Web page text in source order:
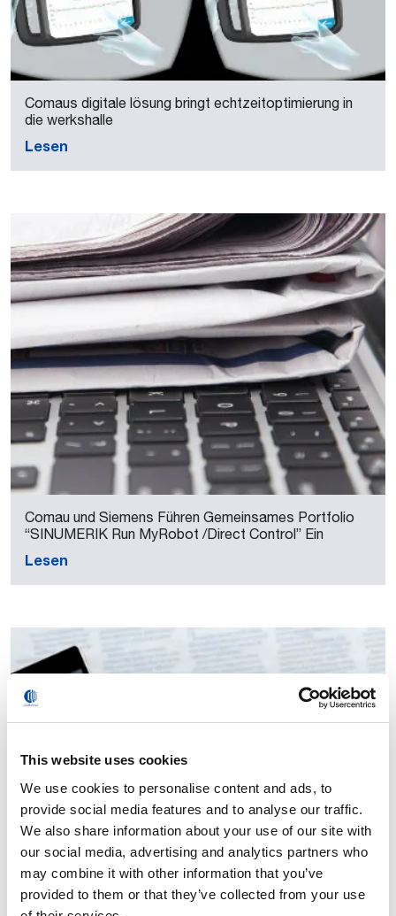
This website uses cookies
We use cookies to personalise content and ads, to
provide social media features and to analyse our traffic.
We also share information about your use of our site with
our social media, advertising and analytics partners who
may combine it with other information that you’ve
provided to them or that they’ve collected from your use
Comaus digitale lösung bringt echtzeitoptimierung in
die werkshalle
Lesen
Comau und Siemens Führen Gemeinsames Portfolio
“SINUMERIK Run MyRobot /Direct Control” Ein
Lesen